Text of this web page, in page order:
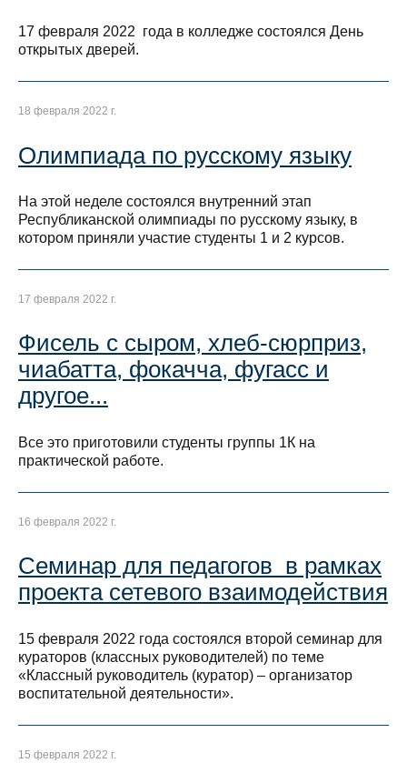
17 февраля 2022 года в колледже состоялся День
открытых дверей.
18 февраля 2022 г.
Олимпиада по русскому языку
На этой неделе состоялся внутренний этап
Республиканской олимпиады по русскому языку, в
котором приняли участие студенты 1 и 2 курсов.
17 февраля 2022 г.
Фисель с сыром, хлеб-сюрприз,
чиабатта, фокачча, фугасс и
другое...
Все это приготовили студенты группы 1К на
практической работе.
16 февраля 2022 г.
Семинар для педагогов в рамках
проекта сетевого взаимодействия
15 февраля 2022 года состоялся второй семинар для
кураторов (классных руководителей) по теме
«Классный руководитель (куратор) – организатор
воспитательной деятельности».
15 февраля 2022 г.